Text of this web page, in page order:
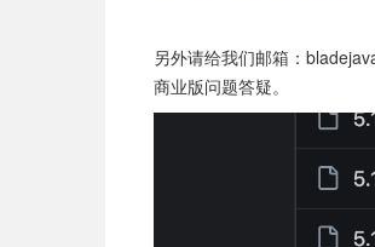
另外请给我们邮箱：
商业版问题答疑。